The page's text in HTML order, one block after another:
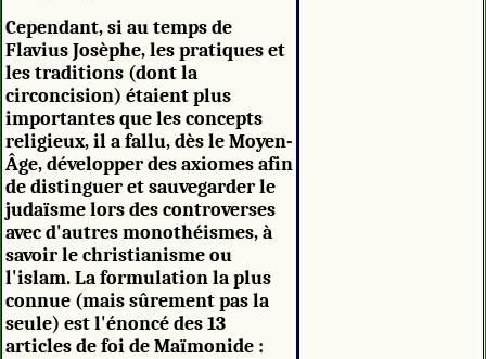
Cependant, si au temps de
Flavius Josèphe, les pratiques et
les traditions (dont la
circoncision) étaient plus
importantes que les concepts
religieux, il a fallu, dès le Moyen-
Âge, développer des axiomes afin
de distinguer et sauvegarder le
judaïsme lors des controverses
avec d'autres monothéismes, à
savoir le christianisme ou
l'islam. La formulation la plus
connue (mais sûrement pas la
seule) est l'énoncé des 13
articles de foi de Maïmonide :